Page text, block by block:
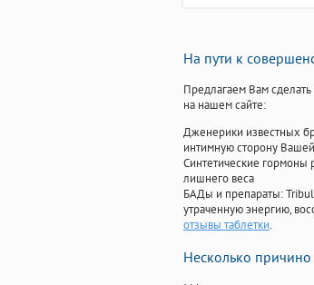
На пути к
Предлагаем Вам
на нашем сайте:
Дженерики известных
интимную сторону
Синтетические гормоны
лишнего веса
БАДы и препараты:
утраченную энергию,
отзывы таблетки.
Несколько